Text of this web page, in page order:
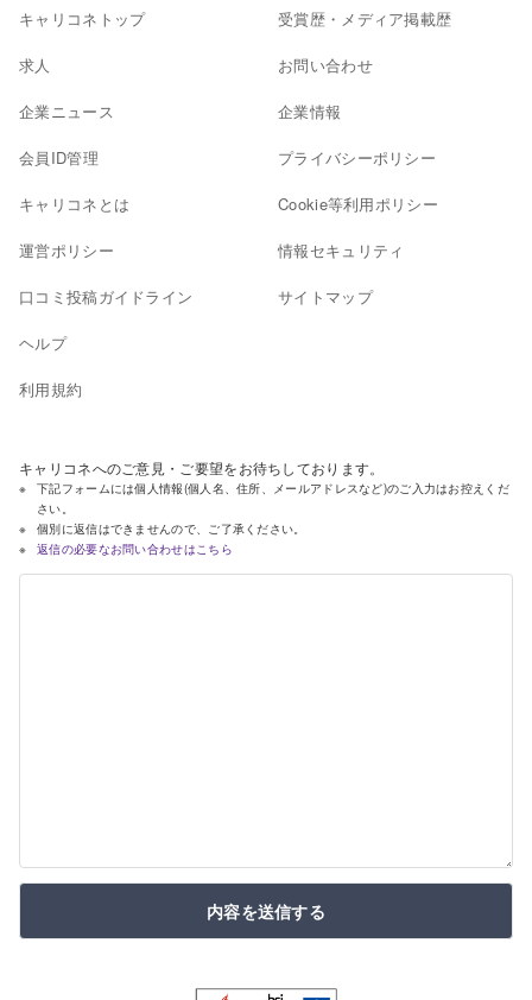
キャリコネトップ
求人
企業ニュース
会員ID管理
キャリコネとは
運営ポリシー
口コミ投稿ガイドライン
ヘルプ
利用規約
受賞歴・メディア掲載歴
お問い合わせ
企業情報
プライバシーポリシー
Cookie等利用ポリシー
情報セキュリティ
サイトマップ
キャリコネへのご意見・ご要望をお待ちしております。
下記フォームには個人情報(個人名、住所、メールアドレスなど)のご入力はお控えくだ
さい。
個別に返信はできませんので、ご了承ください。
返信の必要なお問い合わせはこちら
内容を送信する